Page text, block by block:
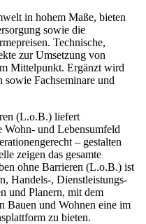
in hohem Maße, bieten
sowie die
Technische,
zur Umsetzung von
Mittelpunkt. Ergänzt wird
sowie Fachseminare und
(L.o.B.) liefert
Wohn- und Lebensumfeld
– gestalten
zeigen das gesamte
ohne Barrieren (L.o.B.) ist
Handels-, Dienstleistungs-
und Planern, mit dem
Bauen und Wohnen eine im
zu bieten.